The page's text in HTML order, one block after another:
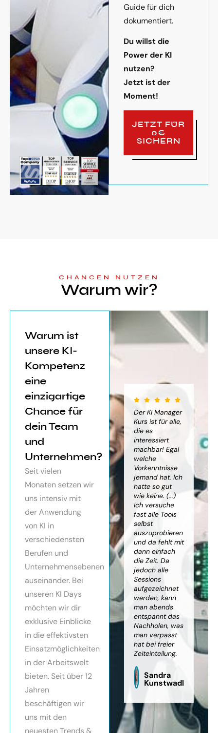
Guide für dich
dokumentiert.
Du willst die
Power der KI
nutzen?
Jetzt ist der
Moment!
JETZT FÜR
0€
SICHERN
CHANCEN NUTZEN
Warum wir?
Warum ist
unsere KI-
Kompetenz
eine
einzigartige
Chance für
dein Team
und
Unternehmen?
Seit vielen
Monaten setzen wir
uns intensiv mit
der Anwendung
von KI in
verschiedensten
Berufen und
Unternehmensebenen
auseinander. Bei
unseren KI Days
möchten wir dir
exklusive Einblicke
in die effektivsten
Einsatzmöglichkeiten
in der Arbeitswelt
bieten. Seit über 12
Jahren
beschäftigen wir
uns mit den
neuesten Trends &
von
sehr
die
von KI
von
Elisabeth
Der KI Manager
mich sehr
toller Überblick
über alles, was
mit kleinem
Ausblick.
Auf alle Fragen
teilweise
wurden für
Probleme noch
Anleitungen
bereitgestellt.
Monika
Vietz
Der KI Manager
Kurs ist für alle,
die es
interessiert
machbar! Egal
welche
Vorkenntnisse
jemand hat. Ich
hatte so gut
wie keine. (...)
Ich versuche
fast alle Tools
selbst
auszuprobieren
und da fehlt mit
dann einfach
die Zeit. Da
jedoch alle
Sessions
aufgezeichnet
werden, kann
man abends
entspannt das
Nachholen, was
man verpasst
hat bei freier
Zeiteinteilung.
Sandra
Kunstwadl
zu